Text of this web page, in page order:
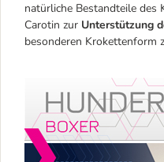
natürliche Bestandteile
Carotin zur Unterstützung
besonderen Krokettenform